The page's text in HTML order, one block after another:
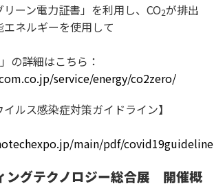
ーン電力証書」を利用し、CO2が排出
ネルギーを使用して
の詳細はこちら：
service/energy/co2zero/
ルス感染症対策ガイドライン】
main/pdf/
ングテクノロジー総合展 開催概